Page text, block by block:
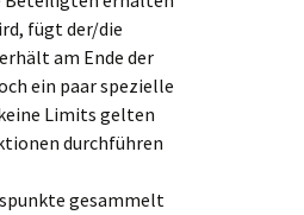
fügt der/die
am Ende der
ein paar spezielle
Limits gelten
durchführen
gesammelt